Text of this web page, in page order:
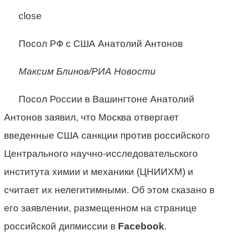
close
Посол РФ с США Анатолий Антонов
Максим Блинов/РИА Новости
Посол России в Вашингтоне Анатолий
Антонов заявил, что Москва отвергает
введенные США санкции против российского
Центрального научно-исследовательского
института химии и механики (ЦНИИХМ) и
считает их нелегитимными. Об этом сказано в
его заявлении, размещенном на странице
российской дипмиссии в Facebook.